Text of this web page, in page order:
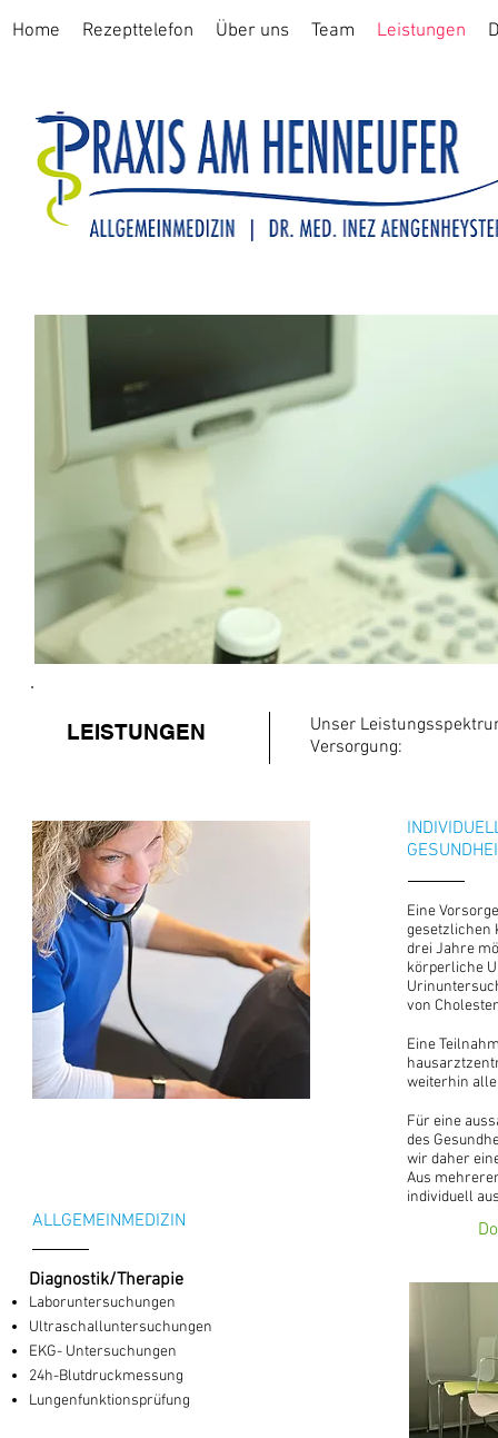
Home Rezepttelefon Über uns Team Leistungen
LEISTUNGEN
Unser
Versorgung:
ALLGEMEINMEDIZIN
Diagnostik/Therapie
Laboruntersuchungen
Ultraschalluntersuchungen
EKG- Untersuchungen
24h-Blutdruckmessung
Lungenfunktionsprüfung
Eine
gesetzlichen
drei Jahre
körperliche
von
Eine
weiterhin
Für eine
des
wir daher
Aus
individuell